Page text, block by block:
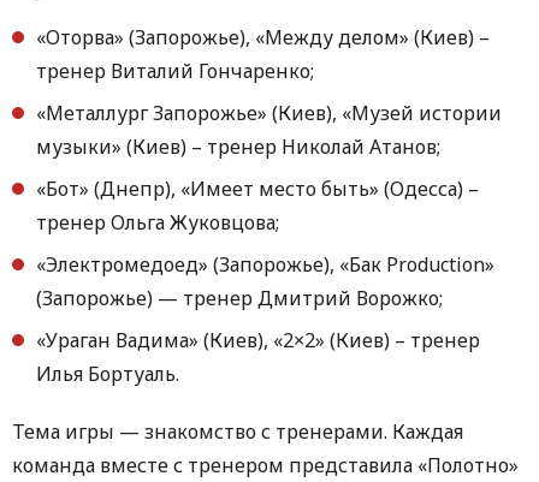
«Оторва» (Запорожье), «Между делом» (Киев) –
тренер Виталий Гончаренко;
«Металлург Запорожье» (Киев), «Музей истории
музыки» (Киев) – тренер Николай Атанов;
«Бот» (Днепр), «Имеет место быть» (Одесса) –
тренер Ольга Жуковцова;
«Электромедоед» (Запорожье), «Бак Production»
(Запорожье) — тренер Дмитрий Ворожко;
«Ураган Вадима» (Киев), «2×2» (Киев) – тренер
Илья Бортуаль.
Тема игры — знакомство с тренерами. Каждая
команда вместе с тренером представила «Полотно»